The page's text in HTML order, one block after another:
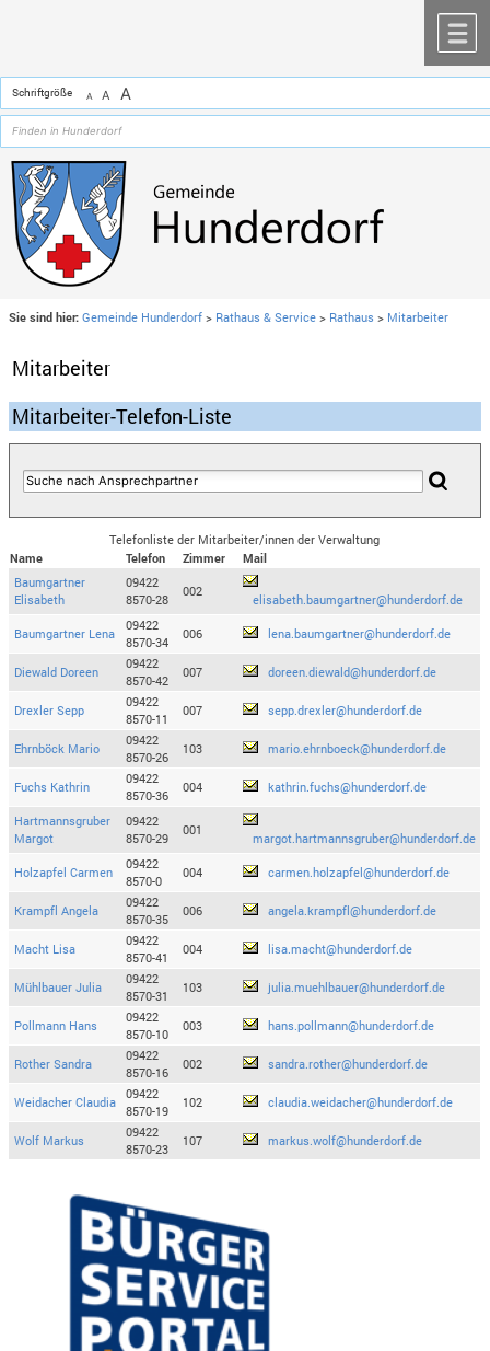
Schriftgröße A A A
Sie sind hier: Gemeinde Hunderdorf > Rathaus & Service > Rathaus > Mitarbeiter
Mitarbeiter
Mitarbeiter-Telefon-Liste
Telefonliste der Mitarbeiter/innen der Verwaltung
Name
Telefon Zimmer
Mail
Baumgartner
Elisabeth
09422
8570-28
002
elisabeth.baumgartner@hunderdorf.de
Baumgartner Lena
09422
8570-34
006 lena.baumgartner@hunderdorf.de
Diewald Doreen
09422
8570-42
007 doreen.diewald@hunderdorf.de
Drexler Sepp
09422
8570-11
007 sepp.drexler@hunderdorf.de
Ehrnböck Mario
09422
8570-26
103 mario.ehrnboeck@hunderdorf.de
Fuchs Kathrin
09422
8570-36
004 kathrin.fuchs@hunderdorf.de
Hartmannsgruber
Margot
09422
8570-29
001
margot.hartmannsgruber@hunderdorf.de
Holzapfel Carmen
09422
8570-0
004 carmen.holzapfel@hunderdorf.de
Krampfl Angela
09422
8570-35
006 angela.krampfl@hunderdorf.de
Macht Lisa
09422
8570-41
004 lisa.macht@hunderdorf.de
Mühlbauer Julia
09422
8570-31
103 julia.muehlbauer@hunderdorf.de
Pollmann Hans
09422
8570-10
003 hans.pollmann@hunderdorf.de
Rother Sandra
09422
8570-16
002 sandra.rother@hunderdorf.de
Weidacher Claudia
09422
8570-19
102 claudia.weidacher@hunderdorf.de
Wolf Markus
09422
8570-23
107 markus.wolf@hunderdorf.de